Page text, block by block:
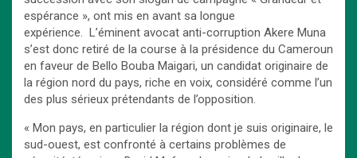
espérance », ont mis en avant sa longue
expérience. L’éminent avocat anti-corruption Akere Muna
s’est donc retiré de la course à la présidence du Cameroun
en faveur de Bello Bouba Maigari, un candidat originaire de
la région nord du pays, riche en voix, considéré comme l’un
des plus sérieux prétendants de l’opposition.
« Mon pays, en particulier la région dont je suis originaire, le
sud-ouest, est confronté à certains problèmes de